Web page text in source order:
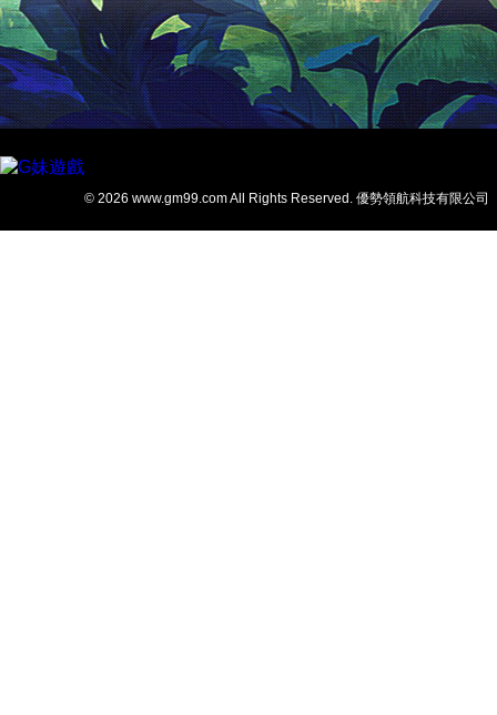
© 2026 www.gm99.com All Rights Reserved. 優勢領航科技有限公司